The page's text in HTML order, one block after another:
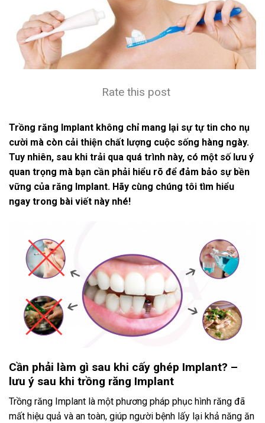
Rate this post
Trồng răng Implant không chỉ mang lại sự tự tin cho nụ
cười mà còn cải thiện chất lượng cuộc sống hàng ngày.
Tuy nhiên, sau khi trải qua quá trình này, có một số lưu ý
quan trọng mà bạn cần phải hiểu rõ để đảm bảo sự bền
vững của răng Implant. Hãy cùng chúng tôi tìm hiểu
ngay trong bài viết này nhé!
Cần phải làm gì sau khi cấy ghép Implant? –
lưu ý sau khi trồng răng Implant
Trồng răng Implant là một phương pháp phục hình răng đã
mất hiệu quả và an toàn, giúp người bệnh lấy lại khả năng ăn